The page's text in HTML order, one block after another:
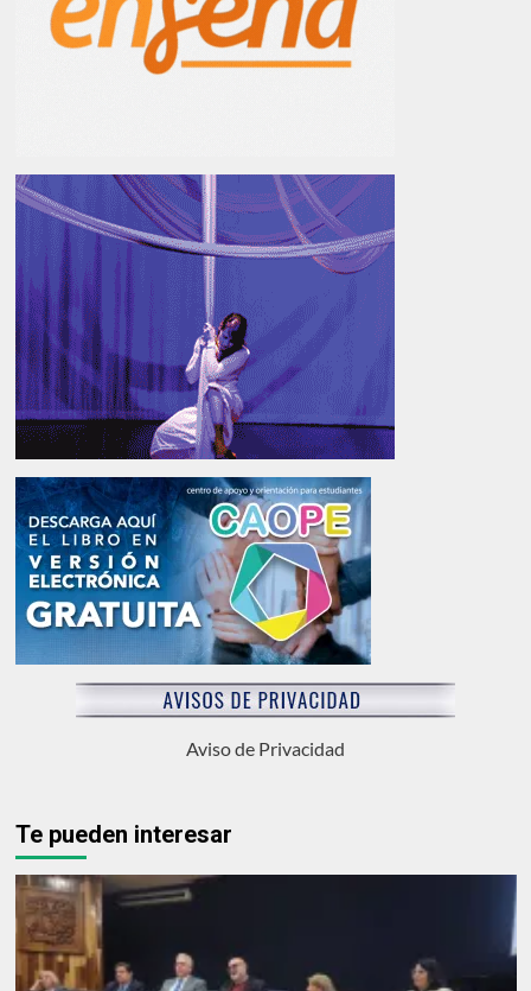
Aviso de Privacidad
Te pueden interesar